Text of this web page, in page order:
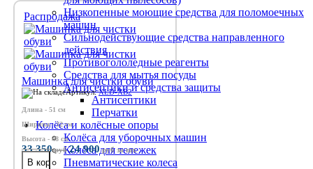
Низкопенные моющие средства для поломоечных
машин
Сильнодействующие средства направленного
действия
Противогололедные реагенты
Средства для мытья посуды
Антисептики и средства защиты
Антисептики
Перчатки
Колёса и колёсные опоры
Колёса для уборочных машин
Колёса для тележек
Пневматические колеса
Распродажа
Машинка для чистки обуви
Артикул:XLD-XB2
Длина - 51 см
Ширина - 32 см
Высота - 48 см
33 350руб 24 900рубза шт.